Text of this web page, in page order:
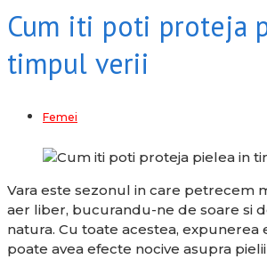
Cum iti poti proteja
timpul verii
Femei
Vara este sezonul in care petrecem
aer liber, bucurandu-ne de soare si
natura. Cu toate acestea, expunerea
poate avea efecte nocive asupra